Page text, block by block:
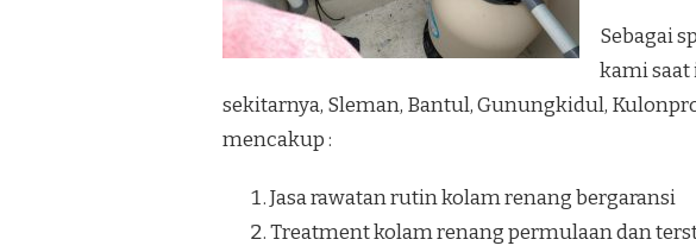
KOLAM
RENANG
Sebagai
kami saat
sekitarnya, Sleman, Bantul, Gunungkidul,
mencakup :
Jasa rawatan rutin kolam renang bergaransi
Treatment kolam renang permulaan dan